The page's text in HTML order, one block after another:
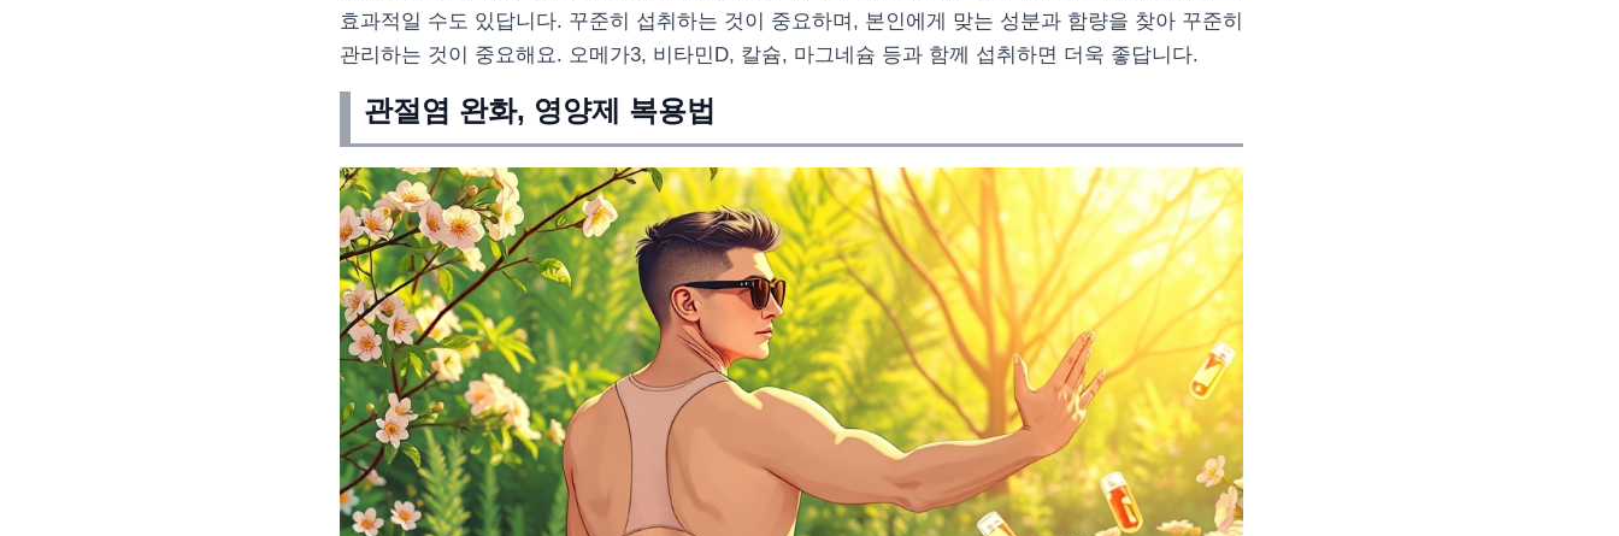
효과적일 수도 있답니다. 꾸준히 섭취하는 것이 중요하며, 본인에게 맞는 성분과 함량을 찾아 꾸준히
관리하는 것이 중요해요. 오메가3, 비타민D, 칼슘, 마그네슘 등과 함께 섭취하면 더욱 좋답니다.
관절염 완화, 영양제 복용법